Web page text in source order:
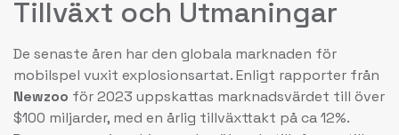
Tillväxt och Utmaningar
De senaste åren har den globala marknaden för
mobilspel vuxit explosionsartat. Enligt rapporter från
Newzoo för 2023 uppskattas marknadsvärdet till över
$100 miljarder, med en årlig tillväxttakt på ca 12%.